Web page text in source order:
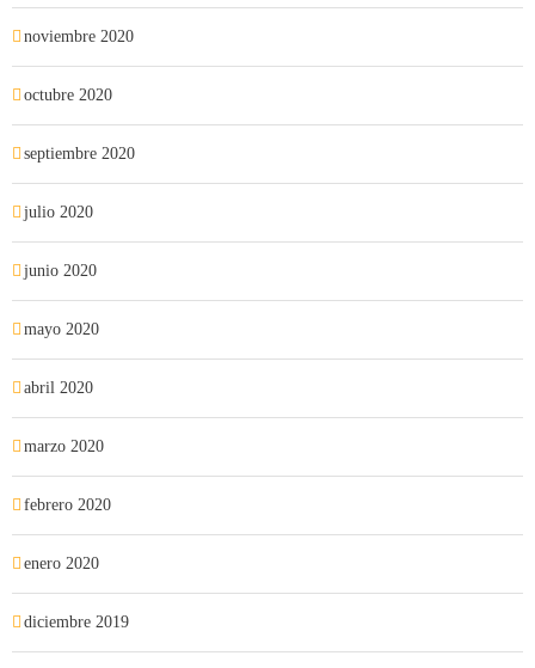
noviembre 2020
octubre 2020
septiembre 2020
julio 2020
junio 2020
mayo 2020
abril 2020
marzo 2020
febrero 2020
enero 2020
diciembre 2019